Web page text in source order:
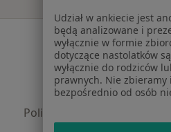
Polityka
Polityka prywatności
Polityka prywatności dla
Udział w ankiecie jest
będą analizowane i
wyłącznie w formie
dotyczące nastolatków
wyłącznie do rodziców
prawnych. Nie zbieramy
bezpośrednio od osób